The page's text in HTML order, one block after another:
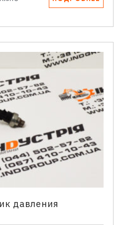
давления
Вы даете согласие на